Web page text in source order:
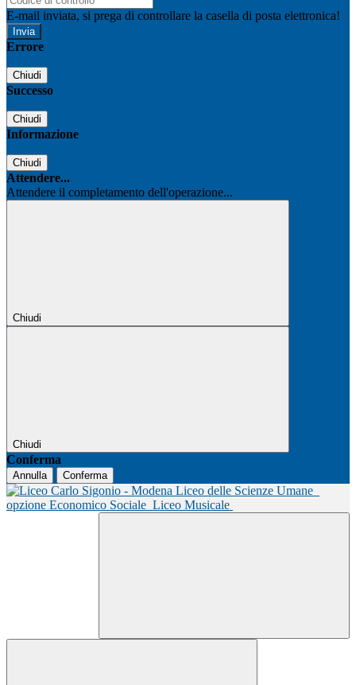
E-mail inviata, si prega di controllare la casella di posta elettronica!
Errore
Chiudi
Successo
Chiudi
Informazione
Chiudi
Attendere...
Attendere il completamento dell'operazione...
Chiudi
Chiudi
Conferma
Annulla Conferma
Liceo delle Scienze Umane
opzione Economico Sociale Liceo Musicale